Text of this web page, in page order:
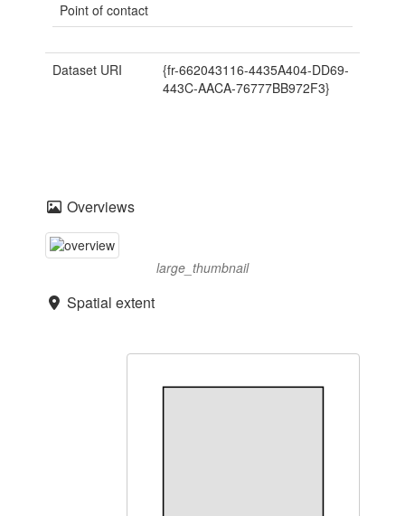
Point of contact
Dataset URI
{fr-662043116-4435A404-DD69-
443C-AACA-76777BB972F3}
Overviews
large_thumbnail
Spatial extent